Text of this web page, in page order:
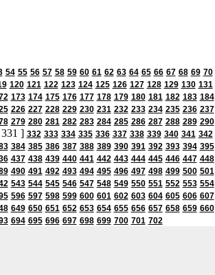
54 55 56 57 58 59 60 61 62 63 64 65 66 67 68 69 70
120 121 122 123 124 125 126 127 128 129 130 131
173 174 175 176 177 178 179 180 181 182 183 184
226 227 228 229 230 231 232 233 234 235 236 237
279 280 281 282 283 284 285 286 287 288 289 290
] 332 333 334 335 336 337 338 339 340 341 342
384 385 386 387 388 389 390 391 392 393 394 395
437 438 439 440 441 442 443 444 445 446 447 448
490 491 492 493 494 495 496 497 498 499 500 501
543 544 545 546 547 548 549 550 551 552 553 554
596 597 598 599 600 601 602 603 604 605 606 607
649 650 651 652 653 654 655 656 657 658 659 660
694 695 696 697 698 699 700 701 702